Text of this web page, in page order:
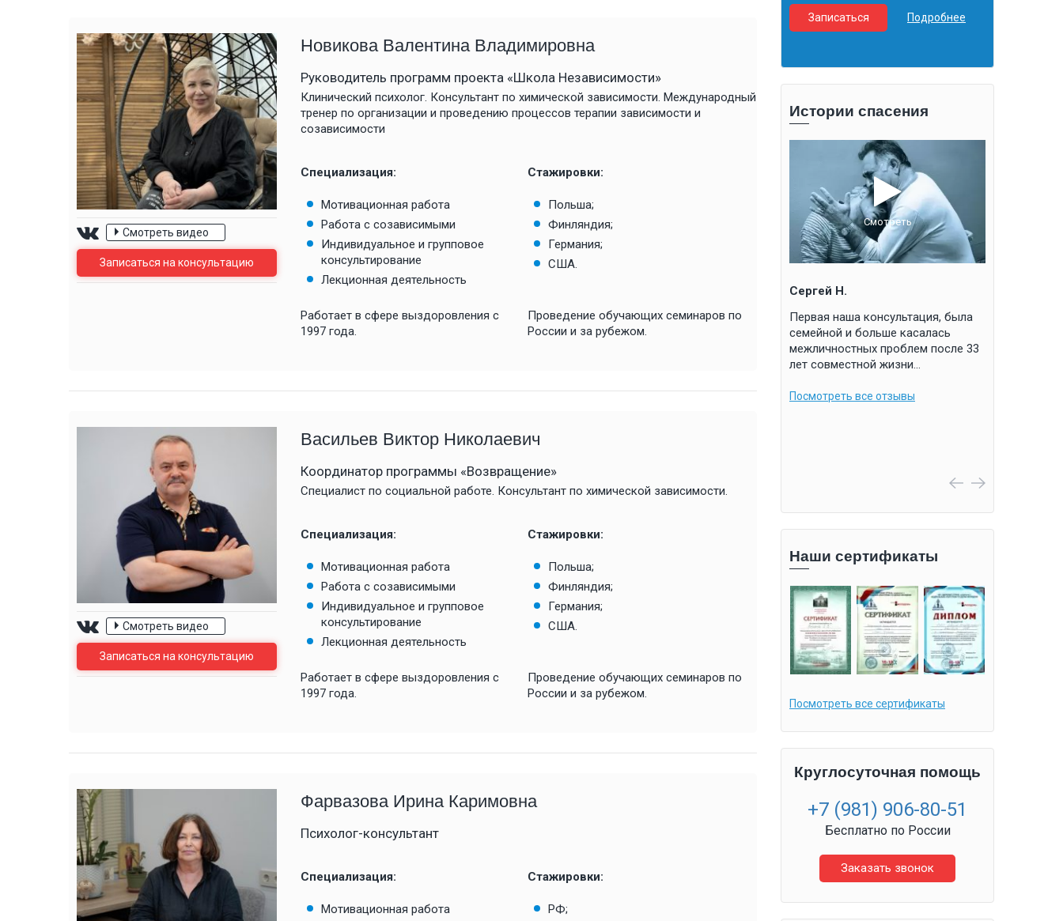
Смотреть видео
Записаться на консультацию
Новикова Валентина Владимировна
Руководитель программ проекта «Школа Независимости»
Клинический психолог. Консультант по химической зависимости. Международный
тренер по организации и проведению процессов терапии зависимости и
созависимости
Специализация:
Мотивационная работа
Работа с созависимыми
Индивидуальное и групповое
консультирование
Лекционная деятельность
Стажировки:
Польша;
Финляндия;
Германия;
США.
Работает в сфере выздоровления с
1997 года.
Проведение обучающих семинаров по
России и за рубежом.
Смотреть видео
Записаться на консультацию
Васильев Виктор Николаевич
Координатор программы «Возвращение»
Специалист по социальной работе. Консультант по химической зависимости.
Специализация:
Мотивационная работа
Работа с созависимыми
Индивидуальное и групповое
консультирование
Лекционная деятельность
Стажировки:
Польша;
Финляндия;
Германия;
США.
Работает в сфере выздоровления с
1997 года.
Проведение обучающих семинаров по
России и за рубежом.
Фарвазова Ирина Каримовна
Психолог-консультант
Специализация:
Мотивационная работа
Стажировки:
РФ;
Записаться Подробнее
Истории спасения
Смотреть Смотреть
Здравствуйте, дорогой Виктор
Николаевич! Сегодня я чистая,
Екатерина
Выпускница Школы
Независимости 2021 года. Прошла
Поддубный Антон Владимирович,
Посмотреть все отзывы
Смотреть
Сергей Н.
Первая наша консультация, была
семейной и больше касалась
межличностных проблем после 33
лет совместной жизни…
Посмотреть все отзывы
Наши сертификаты
Посмотреть все сертификаты
Круглосуточная помощь
+7 (981) 906-80-51
Бесплатно по России
Заказать звонок